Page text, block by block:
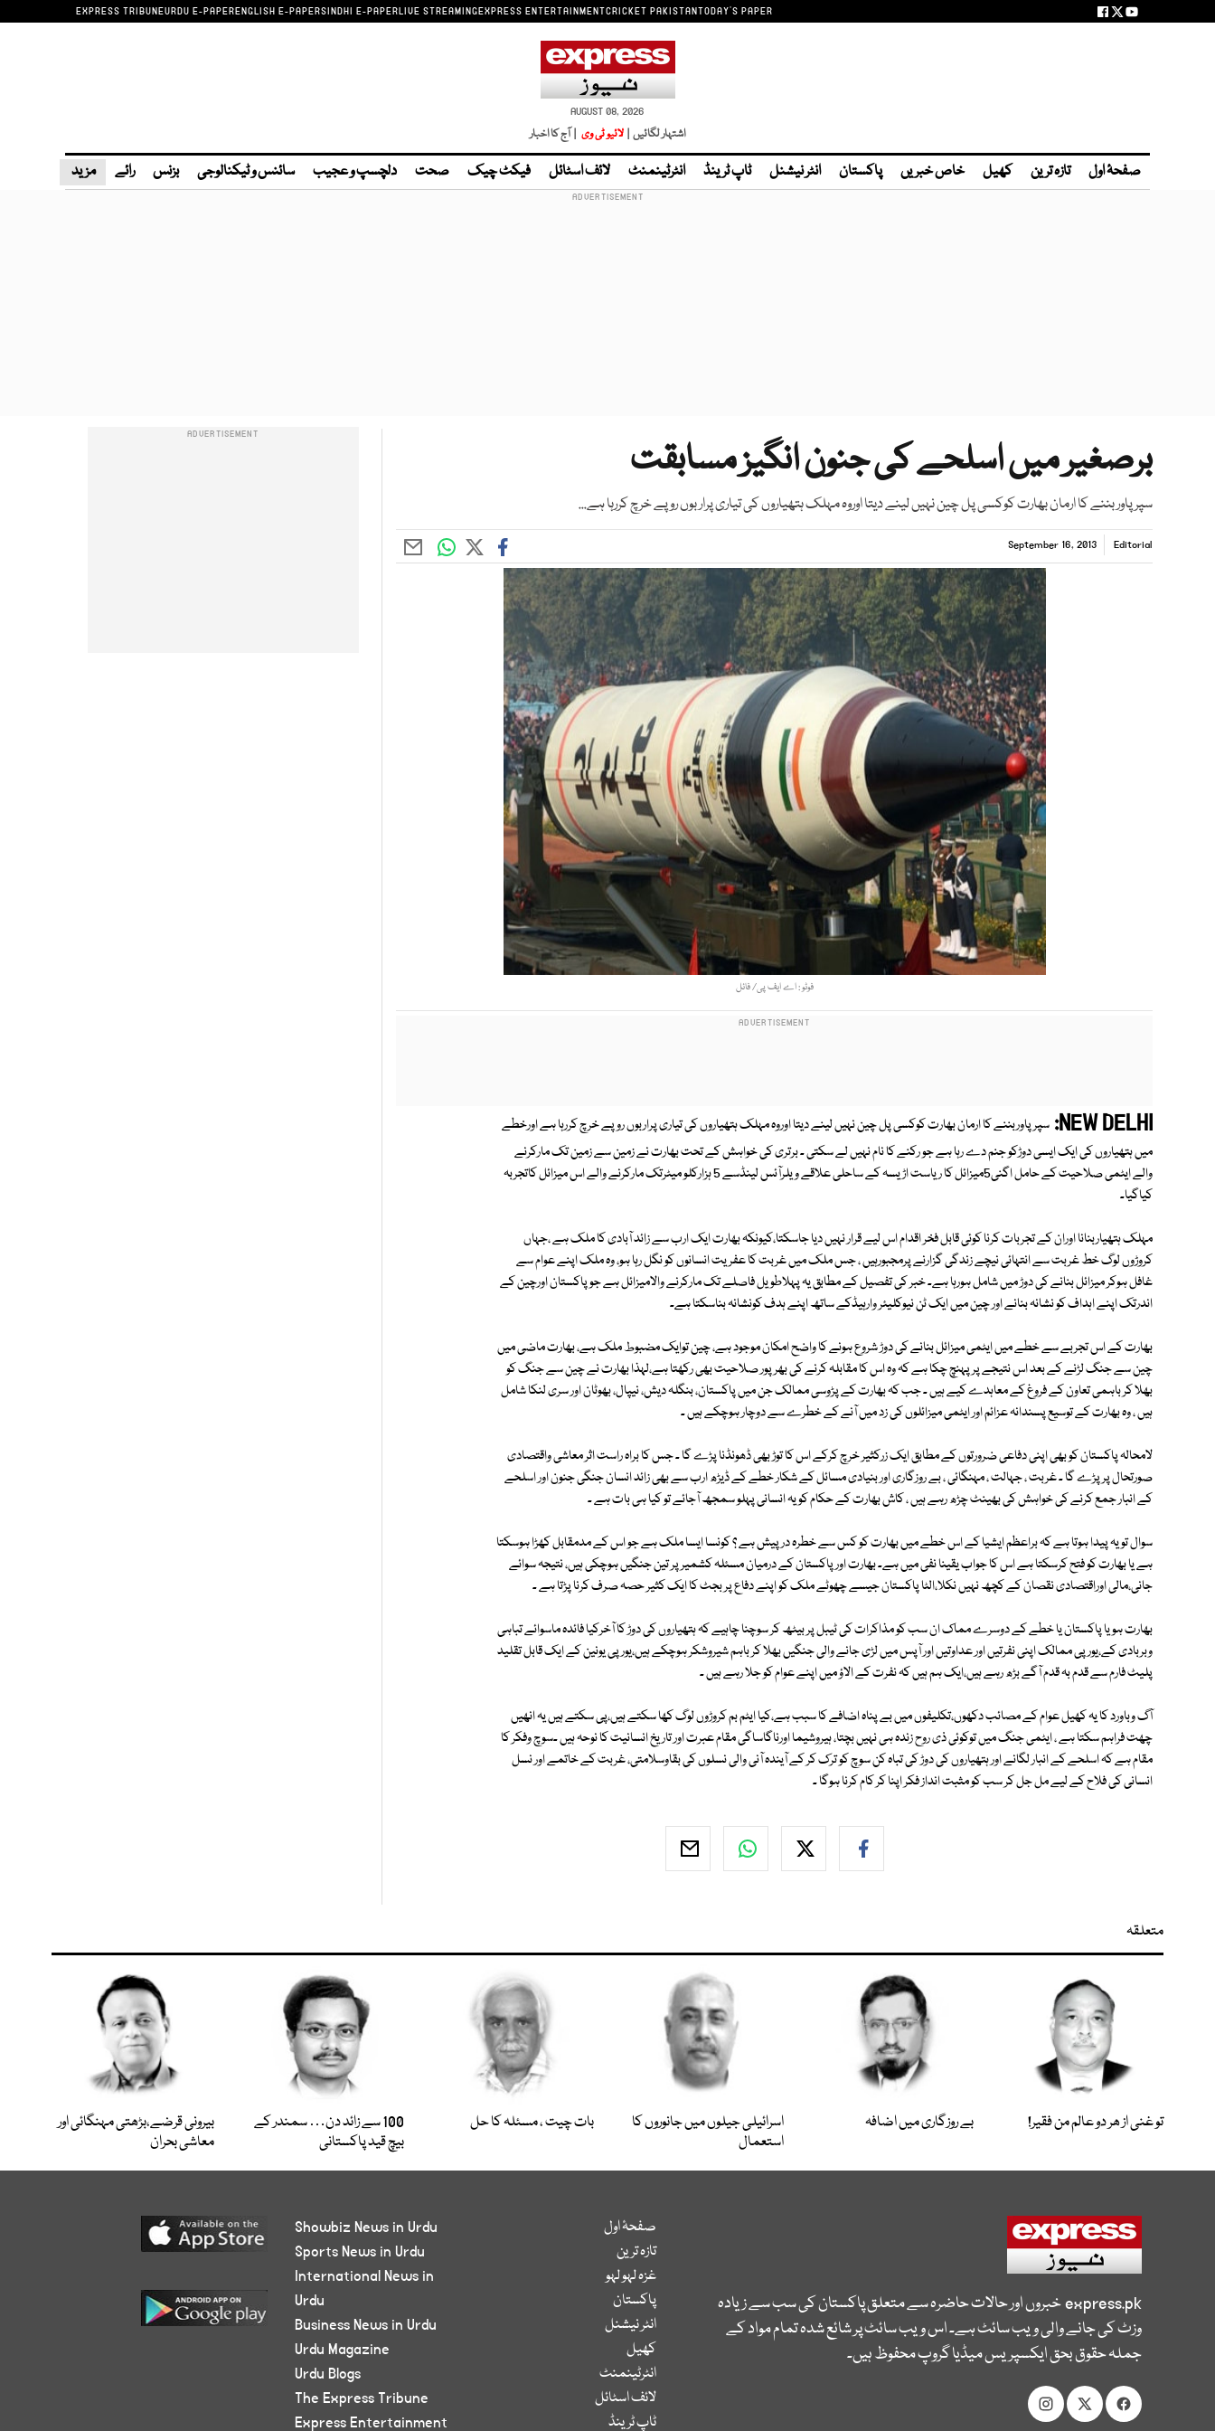
EXPRESS TRIBUNEURDU E-PAPERENGLISH E-PAPERSINDHI E-PAPERLIVE STREAMINGEXPRESS ENTERTAINMENTCRICKET PAKISTANTODAY'S PAPER
AUGUST 08, 2026
اشتہار لگائیں | لائیو ٹی وی | آج کا اخبار
صفحۂ اول تازہ ترین کھیل خاص خبریں پاکستان انٹر نیشنل ٹاپ ٹرینڈ انٹرٹینمنٹ لائف اسٹائل فیکٹ چیک صحت دلچسپ و عجیب سائنس و ٹیکنالوجی بزنس رائے مزید
برصغیر میں اسلحے کی جنون انگیز مسابقت
سپرپاوربننے کا ارمان بھارت کوکسی پل چین نہیں لینے دیتا اوروہ مہلک ہتھیاروں کی تیاری پراربوں روپے خرچ کررہا ہے...
Editorial
September 16, 2013
فوٹو : اے ایف پی/ فائل
NEW DELHI: سپرپاوربننے کا ارمان بھارت کوکسی پل چین نہیں لینے دیتا اوروہ مہلک ہتھیاروں کی تیاری پراربوں روپے خرچ کررہا ہے اورخطے
میں ہتھیاروں کی ایک ایسی دوڑکو جنم دے رہا ہے جو رکنے کا نام نہیں لے سکتی ۔ برتری کی خواہش کے تحت بھارت نے زمین سے زمین تک مارکرنے
والے ایٹمی صلاحیت کے حامل اگنی5میزائل کا ریاست اڑیسہ کے ساحلی علاقے ویلرآئس لینڈسے 5 ہزارکلو میٹرتک مارکرنے والے اس میزائل کاتجربہ
کیاگیا۔
مہلک ہتھیاربنانا اوران کے تجربات کرنا کوئی قابل فخر اقدام اس لیے قرار نہیں دیا جاسکتا،کیونکہ بھارت ایک ارب سے زائد آبادی کا ملک ہے ،جہاں
کروڑوں لوگ خط غربت سے انتہائی نیچے زندگی گزارنے پرمجبورہیں ، جس ملک میں غربت کا عفریت انسانوں کو نگل رہا ہو، وہ ملک اپنے عوام سے
غافل ہوکر میزائل بنانے کی دوڑ میں شامل ہورہا ہے۔ خبر کی تفصیل کے مطابق یہ پہلاطویل فاصلے تک مارکرنے والامیزائل ہے جوپاکستان اورچین کے
اندرتک اپنے اہداف کو نشانہ بنانے اور چین میں ایک ٹن نیوکلیئر وارہیڈکے ساتھ اپنے ہدف کونشانہ بناسکتا ہے۔
بھارت کے اس تجربے سے خطے میں ایٹمی میزائل بنانے کی دوڑ شروع ہونے کا واضح امکان موجود ہے، چین توایک مضبوط ملک ہے، بھارت ماضی میں
چین سے جنگ لڑنے کے بعد اس نتیجے پر پہنچ چکا ہے کہ وہ اس کا مقابلہ کرنے کی بھرپور صلاحیت بھی رکھتا ہے،لہذا بھارت نے چین سے جنگ کو
بھلا کر باہمی تعاون کے فروغ کے معاہدے کیے ہیں ۔ جب کہ بھارت کے پڑوسی ممالک جن میں پاکستان، بنگلہ دیش، نیپال، بھوٹان اور سری لنکا شامل
ہیں ، وہ بھارت کے توسیع پسندانہ عزائم اور ایٹمی میزائلوں کی زد میں آنے کے خطرے سے دوچار ہوچکے ہیں ۔
لامحالہ پاکستان کو بھی اپنی دفاعی ضرورتوں کے مطابق ایک زرکثیر خرچ کرکے اس کا توڑ بھی ڈھونڈنا پڑے گا ۔ جس کا براہ راست اثر معاشی واقتصادی
صورتحال پر پڑے گا ۔ غربت ، جہالت ، مہنگائی ، بے روزگاری اور بنیادی مسائل کے شکار خطے کے ڈیڑھ ارب سے بھی زائد انسان جنگی جنون اور اسلحے
کے انبار جمع کرنے کی خواہش کی بھینٹ چڑھ رہے ہیں ، کاش بھارت کے حکام کو یہ انسانی پہلو سمجھ آجائے تو کیا ہی بات ہے ۔
سوال تو یہ پیدا ہوتا ہے کہ براعظم ایشیا کے اس خطے میں بھارت کو کس سے خطرہ درپیش ہے ؟ کونسا ایسا ملک ہے جو اس کے مدمقابل کھڑا ہوسکتا
ہے یا بھارت کو فتح کرسکتا ہے اس کا جواب یقینا نفی میں ہے۔ بھارت اور پاکستان کے درمیان مسئلہ کشمیر پر تین جنگیں ہوچکی ہیں، نتیجہ سوائے
جانی،مالی اوراقتصادی نقصان کے کچھ نہیں نکلا،الٹا پاکستان جیسے چھوٹے ملک کو اپنے دفاع پر بجٹ کا ایک کثیر حصہ صرف کرنا پڑتا ہے ۔
بھارت ہو یا پاکستان یا خطے کے دوسرے مماک ان سب کو مذاکرات کی ٹیبل پر بیٹھ کر سوچنا چاہیے کہ ہتھیاروں کی دوڑ کا آخرکیا فائدہ ماسوائے تباہی
وبربادی کے،یورپی ممالک اپنی نفرتیں اور عداوتیں اور آپس میں لڑی جانے والی جنگیں بھلا کر باہم شیروشکر ہوچکے ہیں،یورپی یونین کے ایک قابل تقلید
پلیٹ فارم سے قدم بہ قدم آگے بڑھ رہے ہیں،ایک ہم ہیں کہ نفرت کے الاؤ میں اپنے عوام کو جلا رہے ہیں ۔
آگ وباورد کا یہ کھیل عوام کے مصائب دکھوں،تکلیفوں میں بے پناہ اضافے کا سبب ہے،کیا ایٹم بم کروڑوں لوگ کھا سکتے ہیں،پی سکتے ہیں یہ انھیں
چھت فراہم سکتا ہے ، ایٹمی جنگ میں توکوئی ذی روح زندہ ہی نہیں بچتا، ہیروشیما اورناگاساگی مقام عبرت اور تاریخ انسانیت کا نوحہ ہیں ۔سوچ وفکر کا
مقام ہے کہ اسلحے کے انبار لگانے اور ہتھیاروں کی دوڑ کی تباہ کن سوچ کو ترک کر کے آیندہ آنی والی نسلوں کی بقاوسلامتی، غربت کے خاتمے اور نسل
انسانی کی فلاح کے لیے مل جل کر سب کو مثبت انداز فکر اپنا کر کام کرنا ہوگا ۔
متعلقہ
تو غنی از ھر دو عالم من فقیر! بے روزگاری میں اضافہ
اسرائیلی جیلوں میں جانوروں کا
استعمال
بات چیت ، مسئلہ کا حل
100 سے زائد دن… سمندر کے
بیچ قید پاکستانی
بیرونی قرضے،بڑھتی مہنگائی اور
معاشی بحران
express.pkخبروں اور حالات حاضرہ سے متعلق پاکستان کی سب سے زیادہ
وزٹ کی جانے والی ویب سائٹ ہے۔ اس ویب سائٹ پر شائع شدہ تمام مواد کے
جملہ حقوق بحق ایکسپریس میڈیا گروپ محفوظ ہیں۔
صفحۂ اول
تازہ ترین
غزہ لہو لہو
پاکستان
انٹر نیشنل
کھیل
انٹرٹینمنٹ
لائف اسٹائل
ٹاپ ٹرینڈ
Showbiz News in Urdu
Sports News in Urdu
International News in
Urdu
Business News in Urdu
Urdu Magazine
Urdu Blogs
The Express Tribune
Express Entertainment